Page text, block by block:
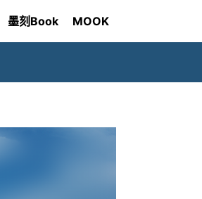
墨刻Book MOOK